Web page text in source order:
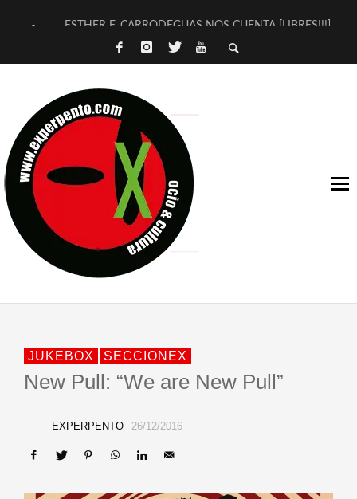
ESTHER F. CARRODEGUAS NOS CUENTA [LIBRES!!!]
[TERRA DE GUAPES] DE SANDRA MONFORT
TIMBRE 4, LA ESCUELA DEL DIRECTOR TEATRAL CLAUDIO
30 AÑOS (NO ES NADA) DE LA KATARSIS DEL TOMATAZO
MILITARES JUDÍAS EN #EXVITA
D’BALDOMEROS REINVENTAN [BITÁCORA 3.0] EN EXVITA
MARSHALL FLASH PRESENTA EN EXVITA [RELATIVA
JOFRE BARDAGÍ EN EXVITA INTERPRETANDO A SERRAT
JUKEBOX SECCIONEX
New Pull: “We are New Pull”
EXPERPENTO 26/12/2016